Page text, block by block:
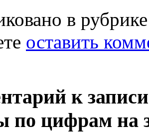
в
оставить
к
по цифрам на